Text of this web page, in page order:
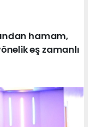
hamam,
eş zamanlı